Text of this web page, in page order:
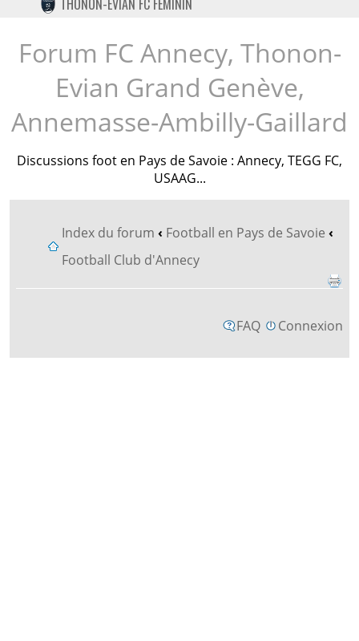
TWITTER
INSTAGRAM
THONON-EVIAN FC FÉMININ
Forum FC Annecy, Thonon-
Evian Grand Genève,
Annemasse-Ambilly-Gaillard
Discussions foot en Pays de Savoie : Annecy, TEGG FC,
USAAG...
Index du forum ‹ Football en Pays de Savoie ‹
Football Club d'Annecy
FAQ Connexion